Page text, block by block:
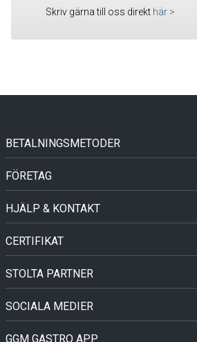
Skriv gärna till oss direkt här >
BETALNINGSMETODER
FÖRETAG
HJÄLP & KONTAKT
CERTIFIKAT
STOLTA PARTNER
SOCIALA MEDIER
GGM GASTRO APP